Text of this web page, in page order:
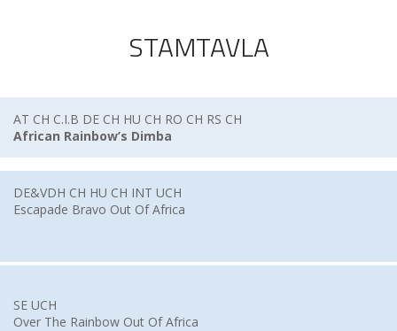
STAMTAVLA
AT CH C.I.B DE CH HU CH RO CH RS CH
African Rainbow’s Dimba
DE&VDH CH HU CH INT UCH
Escapade Bravo Out Of Africa
SE UCH
Over The Rainbow Out Of Africa